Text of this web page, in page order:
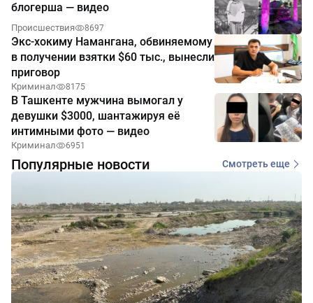
блогерша — видео
Происшествия 8697
Экс-хокиму Намангана, обвиняемому
в получении взятки $60 тыс., вынесли
приговор
Криминал 8175
В Ташкенте мужчина вымогал у
девушки $3000, шантажируя её
интимными фото — видео
Криминал 6951
Популярные новости Смотреть еще